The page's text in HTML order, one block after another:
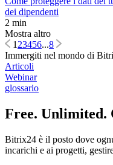
dei dipendenti
2 min
Mostra altro
123456...8
Immergiti nel mondo di
Articoli
Webinar
glossario
Free. Unlimited.
Bitrix24 è il posto dove
incarichi e ai progetti,